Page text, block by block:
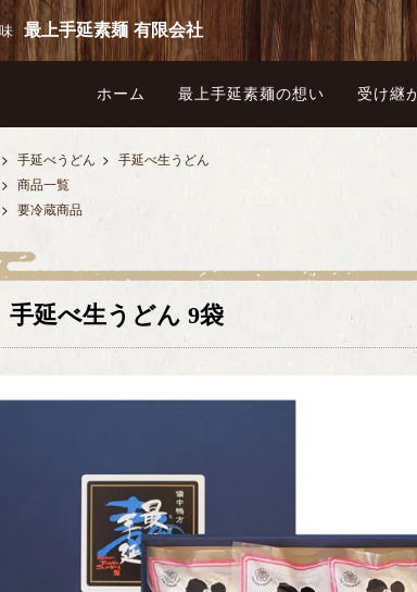
最上手延素麺 有限会社
ホーム 最上手延素麺の想い 受け継
手延べうどん > 手延べ生うどん
商品一覧
要冷蔵商品
手延べ生うどん 9袋